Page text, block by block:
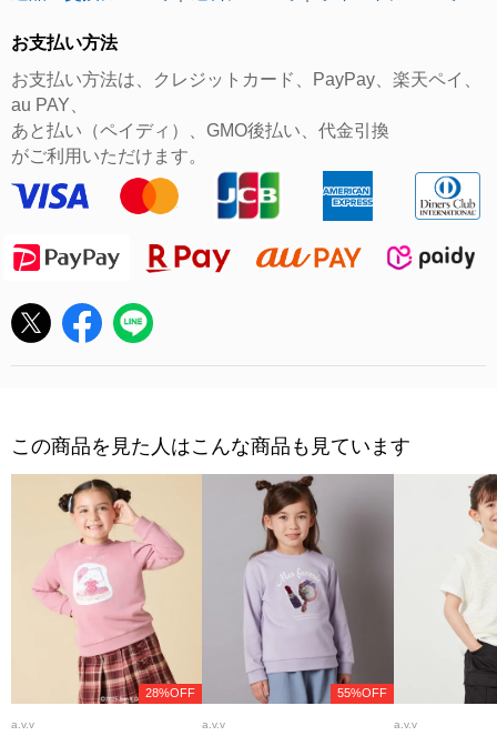
お支払い方法
お支払い方法は、クレジットカード、PayPay、楽天ペイ、
au PAY、
あと払い（ペイディ）、GMO後払い、代金引換
がご利用いただけます。
この商品を見た人はこんな商品も見ています
28%OFF
a.v.v
55%OFF
a.v.v a.v.v